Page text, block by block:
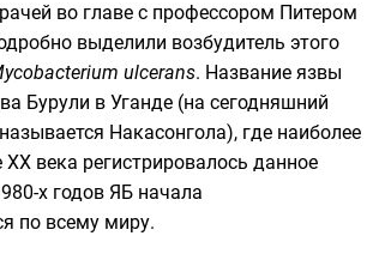
во главе с профессором Питером
выделили возбудитель этого
ulcerans. Название язвы
Бурули в Уганде (на сегодняшний
Накасонгола), где наиболее
XX века регистрировалось данное
х годов ЯБ начала
по всему миру.